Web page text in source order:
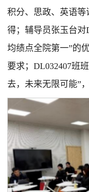
积分、思政、英语
得；辅导员张玉台对
均绩点全院第一”的
要求；DL032407班
去，未来无限可能”